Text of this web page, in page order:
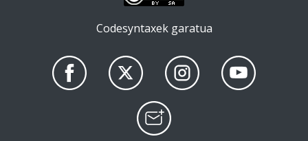
Codesyntaxek garatua